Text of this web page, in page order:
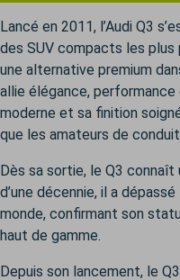
Lancé en 2011, l’Audi Q3
des SUV compacts les
une alternative premium
allie élégance,
moderne et sa finition
que les amateurs de
Dès sa sortie, le Q3
d’une décennie, il a
monde, confirmant son
haut de gamme.
Depuis son lancement, le